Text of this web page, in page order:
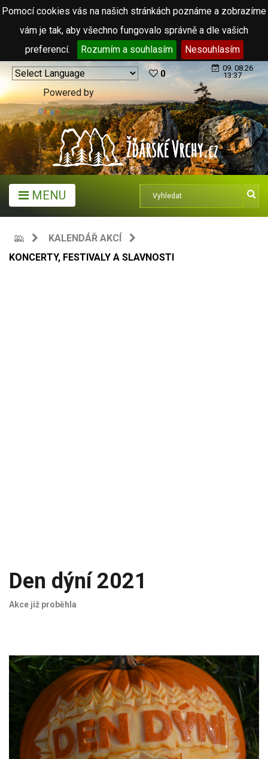
Pomocí cookies vás na našich stránkách poznáme a zobrazíme
vám je tak, aby všechno fungovalo správně a dle vašich
preferencí.
Rozumím a souhlasím Nesouhlasím
Powered by
Translate
0
09. 08.26
13:37
MENU
KALENDÁŘ AKCÍ
KONCERTY, FESTIVALY A SLAVNOSTI
Den dýní 2021
Akce již proběhla